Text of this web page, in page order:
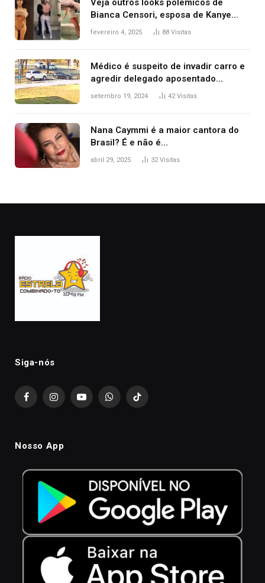
Veja outros looks polêmicos de
Bianca Censori, esposa de Kanye
West que apareceu nua no Grammy
fevereiro 4, 2025 88 Visitas
Médico é suspeito de invadir carro e
agredir delegado aposentado
durante confusão no trânsito
setembro 19, 2024 42Visitas
Nana Caymmi é a maior cantora do
Brasil? É e não é…
abril 29, 2025 32Visitas
Siga-nós
FacebookInstagramYouTubeWhatsAppTikTok
Nosso App